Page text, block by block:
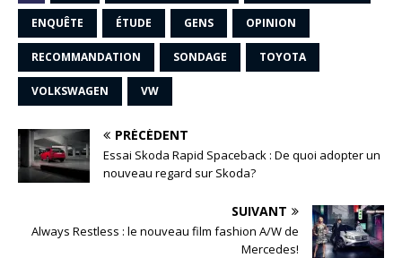
ENQUÊTE ÉTUDE GENS OPINION
RECOMMANDATION SONDAGE TOYOTA
VOLKSWAGEN VW
PRÉCÉDENT
Essai Skoda Rapid Spaceback : De quoi adopter un
nouveau regard sur Skoda?
SUIVANT
Always Restless : le nouveau film fashion A/W de
Mercedes!